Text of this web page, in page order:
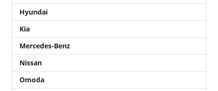
Hyundai
Kia
Mercedes-Benz
Nissan
Omoda